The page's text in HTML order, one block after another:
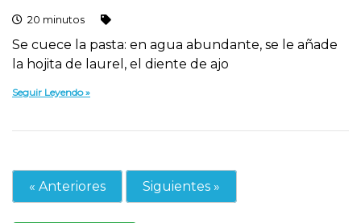
20 minutos
Se cuece la pasta: en agua abundante, se le añade
la hojita de laurel, el diente de ajo
Seguir Leyendo
« Anteriores Siguientes »